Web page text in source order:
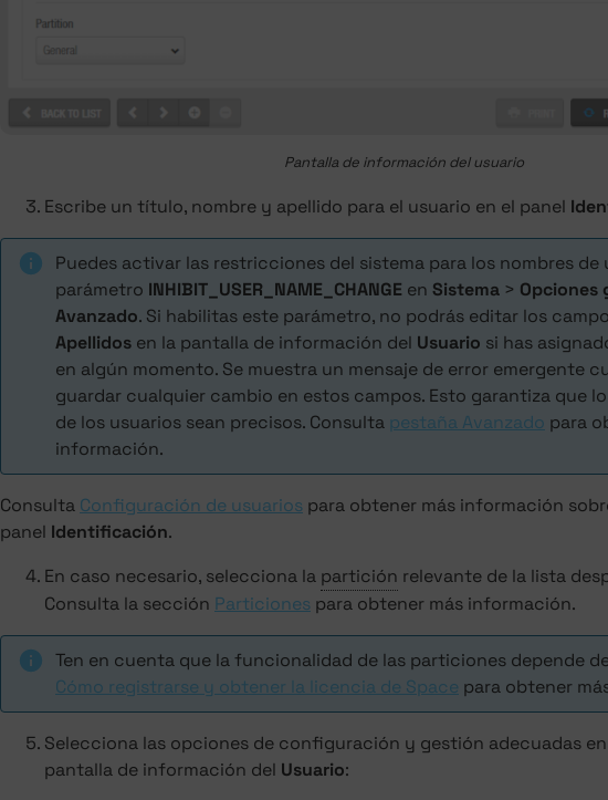
Pantalla de información del usuario
Escribe un título, nombre y apellido para el usuario en el panel
Puedes activar las restricciones del sistema para los nombres
parámetro INHIBIT_USER_NAME_CHANGE en Sistema > Opciones
Avanzado. Si habilitas este parámetro, no podrás editar los
Apellidos en la pantalla de información del Usuario si has
en algún momento. Se muestra un mensaje de error emergente
guardar cualquier cambio en estos campos. Esto garantiza que
de los usuarios sean precisos. Consulta pestaña Avanzado para
información.
Consulta Configuración de usuarios para obtener más información
panel Identificación.
En caso necesario, selecciona la partición relevante de la lista
Consulta la sección Particiones para obtener más información.
Ten en cuenta que la funcionalidad de las particiones depende
Cómo registrarse y obtener la licencia de Space para obtener
Selecciona las opciones de configuración y gestión adecuadas
pantalla de información del Usuario: